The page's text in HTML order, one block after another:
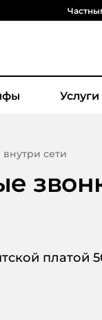
Услуги
сети
платой